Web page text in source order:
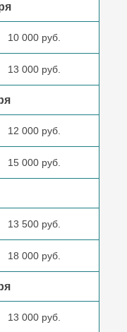
10 000 руб.
13 000 руб.
12 000 руб.
15 000 руб.
13 500 руб.
18 000 руб.
13 000 руб.